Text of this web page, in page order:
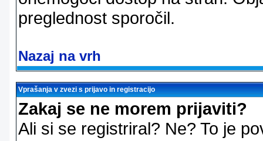
preglednost sporočil.
Nazaj na vrh
Vprašanja v zvezi s prijavo in registracijo
Zakaj se ne morem prijaviti?
Ali si se registriral? Ne? To je